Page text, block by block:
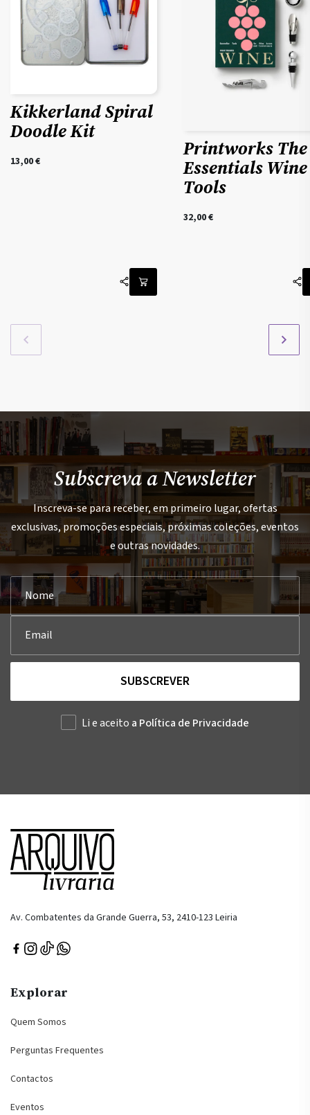
Kikkerland Spiral
Doodle Kit
13,00€
Printworks The
Essentials Wine
Tools
32,00€
Subscreva a Newsletter
Inscreva-se para receber, em primeiro lugar, ofertas
exclusivas, promoções especiais, próximas coleções, eventos
e outras novidades.
SUBSCREVER
Li e aceito a Política de Privacidade
Av. Combatentes da Grande Guerra, 53, 2410-123 Leiria
Explorar
Quem Somos
Perguntas Frequentes
Contactos
Eventos